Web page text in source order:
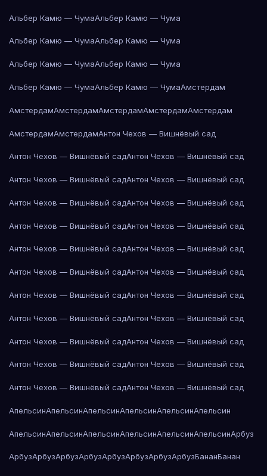
Альбер Камю — ЧумаАльбер Камю — Чума
Альбер Камю — ЧумаАльбер Камю — Чума
Альбер Камю — ЧумаАльбер Камю — Чума
Альбер Камю — ЧумаАльбер Камю — ЧумаАмстердам
АмстердамАмстердамАмстердамАмстердамАмстердам
АмстердамАмстердамАнтон Чехов — Вишнёвый сад
Антон Чехов — Вишнёвый садАнтон Чехов — Вишнёвый сад
Антон Чехов — Вишнёвый садАнтон Чехов — Вишнёвый сад
Антон Чехов — Вишнёвый садАнтон Чехов — Вишнёвый сад
Антон Чехов — Вишнёвый садАнтон Чехов — Вишнёвый сад
Антон Чехов — Вишнёвый садАнтон Чехов — Вишнёвый сад
Антон Чехов — Вишнёвый садАнтон Чехов — Вишнёвый сад
Антон Чехов — Вишнёвый садАнтон Чехов — Вишнёвый сад
Антон Чехов — Вишнёвый садАнтон Чехов — Вишнёвый сад
Антон Чехов — Вишнёвый садАнтон Чехов — Вишнёвый сад
Антон Чехов — Вишнёвый садАнтон Чехов — Вишнёвый сад
Антон Чехов — Вишнёвый садАнтон Чехов — Вишнёвый сад
АпельсинАпельсинАпельсинАпельсинАпельсинАпельсин
АпельсинАпельсинАпельсинАпельсинАпельсинАпельсинАрбуз
АрбузАрбузАрбузАрбузАрбузАрбузАрбузАрбузБананБанан